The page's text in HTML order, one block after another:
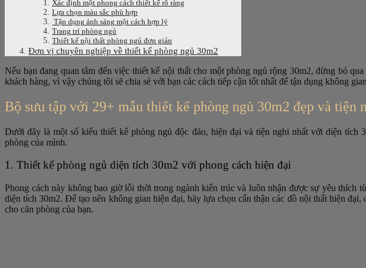
Xác định một phong cách thiết kế rõ ràng
Lựa chọn màu sắc phù hợp
Tận dụng ánh sáng một cách hợp lý
Trang trí phòng ngủ
Thiết kế nội thất phòng ngủ đơn giản
Đơn vị chuyên nghiệp về thiết kế phòng ngủ 30m2
Nếu bạn đang quan tâm đến việc thiết kế nội thất cho một phòng ngủ rộng 30m2, đừng bỏ
khách hàng, vì vậy chúng tôi sẽ chia sẻ với bạn các cách tiếp cận tốt nhất để tận dụng không
Bộ sưu tập với 29+ mẫu thiết kế phòng ngủ 30m2 đẹp và tiện
Dưới đây là một số kiểu thiết kế phòng ngủ độc đáo, hiện đại và tiện nghi nhất với diện
phòng của mình.
1. Thiết kế phòng ngủ diện tích 30m2 với phong cách hiện đại
Phong cách này không bao giờ lỗi thời trong ngành kiến trúc và luôn nhận được sự yêu
diện tích 30m2. Để tạo nên không gian hiện đại, hãy lựa chọn cẩn thận các đồ nội thất hiện
cho căn phòng của bạn.